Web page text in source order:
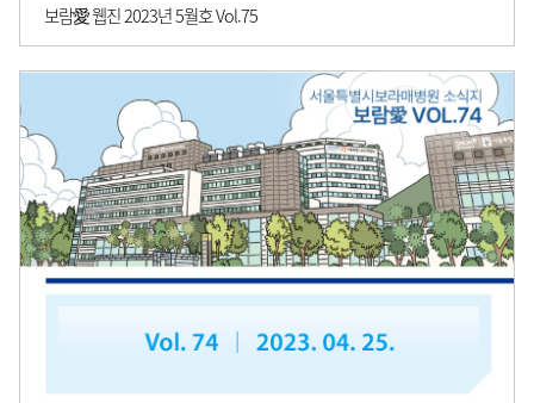
보람愛 웹진 2023년 5월호 Vol.75